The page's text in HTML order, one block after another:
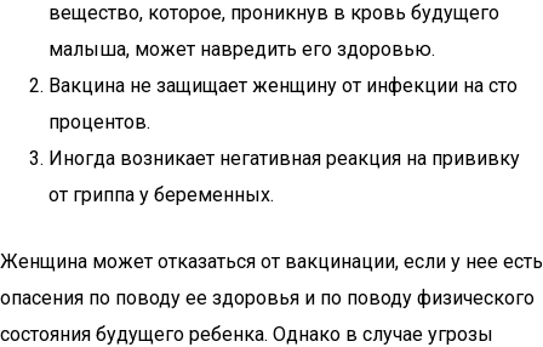
вещество, которое, проникнув в кровь будущего
малыша, может навредить его здоровью.
Вакцина не защищает женщину от инфекции на сто
процентов.
Иногда возникает негативная реакция на прививку
от гриппа у беременных.
Женщина может отказаться от вакцинации, если у нее есть
опасения по поводу ее здоровья и по поводу физического
состояния будущего ребенка. Однако в случае угрозы